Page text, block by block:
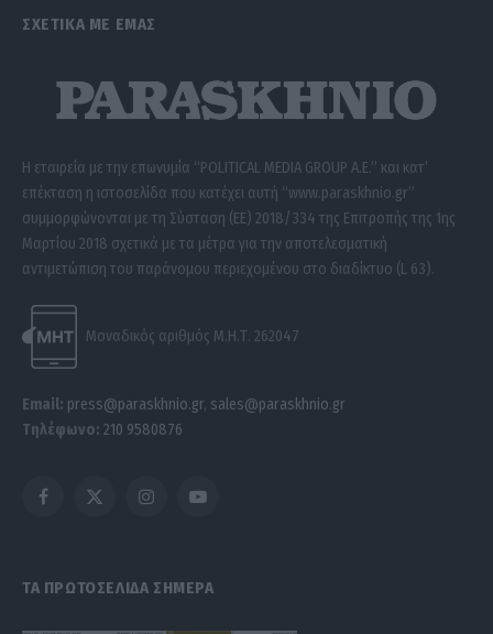
ΣΧΕΤΙΚΑ ΜΕ ΕΜΑΣ
Η εταιρεία με την επωνυμία “POLITICAL MEDIA GROUP A.E.” και κατ’
επέκταση η ιστοσελίδα που κατέχει αυτή “www.paraskhnio.gr”
συμμορφώνονται με τη Σύσταση (ΕΕ) 2018/334 της Επιτροπής της 1ης
Μαρτίου 2018 σχετικά με τα μέτρα για την αποτελεσματική
αντιμετώπιση του παράνομου περιεχομένου στο διαδίκτυο (L 63).
Μοναδικός αριθμός Μ.Η.Τ. 262047
Email: press@paraskhnio.gr, sales@paraskhnio.gr
Τηλέφωνο: 210 9580876
Facebook
X
InstagramYouTube
ΤΑ ΠΡΩΤΟΣΕΛΙΔΑ ΣΗΜΕΡΑ